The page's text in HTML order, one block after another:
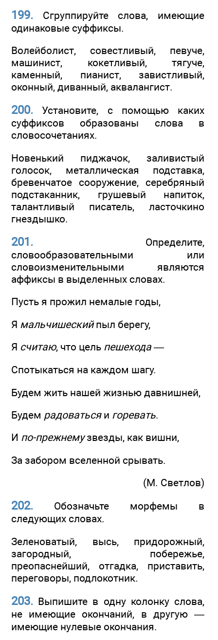
199. Сгруппируйте слова, имеющие
одинаковые суффиксы.
Волейболист, совестливый, певуче,
машинист, кокетливый, тягуче,
каменный, пианист, завистливый,
оконный, диванный, аквалангист.
200. Установите, с помощью каких
суффиксов образованы слова в
словосочетаниях.
Новенький пиджачок, заливистый
голосок, металлическая подставка,
бревенчатое сооружение, серебряный
подстаканник, грушевый напиток,
талантливый писатель, ласточкино
гнездышко.
201. Определите,
словообразовательными или
словоизменительными являются
аффиксы в выделенных словах.
Пусть я прожил немалые годы,
Я мальчишескийпыл берегу,
Я считаю, что цель пешехода —
Спотыкаться на каждом шагу.
Будем жить нашей жизнью давнишней,
Будем радоватьсяи горевать.
И по-прежнемузвезды, как вишни,
За забором вселенной срывать.
(М. Светлов)
202. Обозначьте морфемы в
следующих словах.
Зеленоватый, высь, придорожный,
загородный, побережье,
преопаснейший, отгадка, приставить,
переговоры, подлокотник.
203. Выпишите в одну колонку слова,
не имеющие окончаний, в другую —
имеющие нулевые окончания.